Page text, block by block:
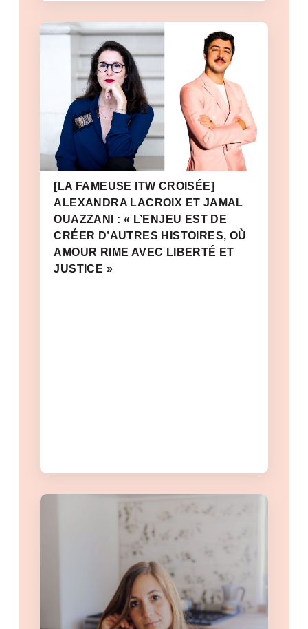
[LA FAMEUSE ITW CROISÉE]
ALEXANDRA LACROIX ET JAMAL
OUAZZANI : « L’ENJEU EST DE
CRÉER D’AUTRES HISTOIRES, OÙ
AMOUR RIME AVEC LIBERTÉ ET
JUSTICE »